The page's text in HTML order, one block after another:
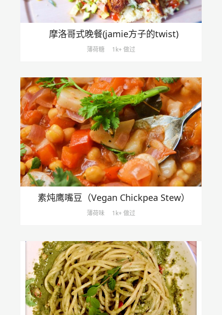
摩洛哥式晚餐(jamie方子的twist)
薄荷糖 1k+ 做过
素炖鹰嘴豆（Vegan Chickpea Stew）
薄荷味 1k+ 做过